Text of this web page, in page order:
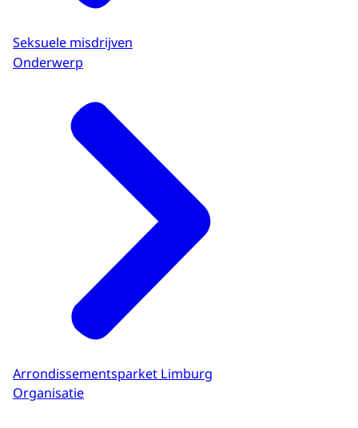
Seksuele misdrijven
Onderwerp
Arrondissementsparket Limburg
Organisatie